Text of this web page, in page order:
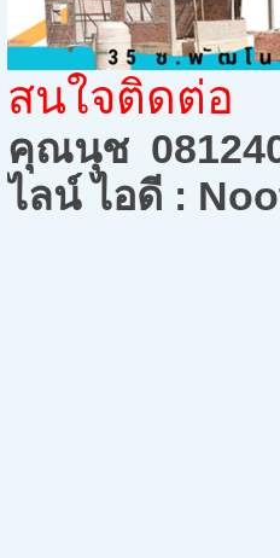
สนใจติดต่อ
คุณนุช
ไลน์ ไอดี :